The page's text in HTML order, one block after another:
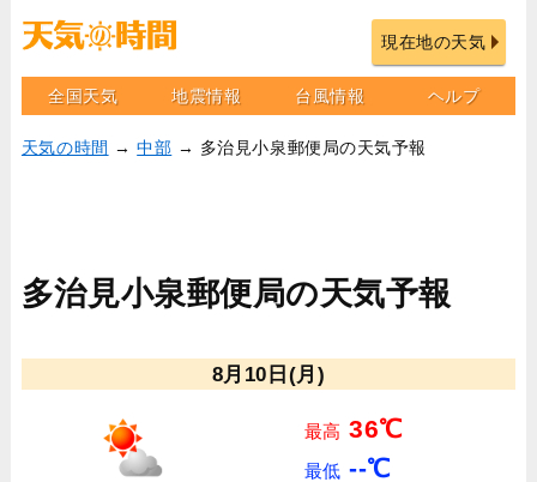
現在地の天気
全国天気 地震情報 台風情報 ヘルプ
天気の時間 →中部 → 多治見小泉郵便局の天気予報
多治見小泉郵便局の天気予報
8月10日(月)
最高 36℃
最低 --℃